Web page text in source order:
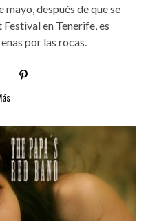
después de que se
en Tenerife, es
por las rocas.